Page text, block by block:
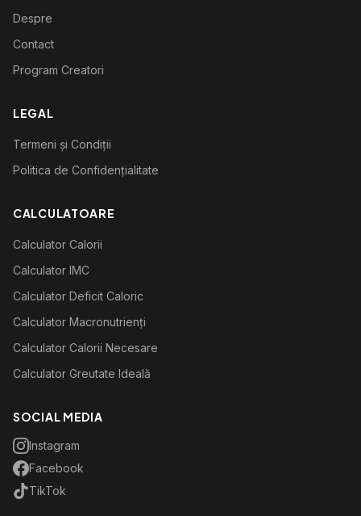
Despre
Contact
Program Creatori
LEGAL
Termeni și Condiții
Politica de Confidențialitate
CALCULATOARE
Calculator Calorii
Calculator IMC
Calculator Deficit Caloric
Calculator Macronutrienți
Calculator Calorii Necesare
Calculator Greutate Ideală
SOCIAL MEDIA
Instagram
Facebook
TikTok